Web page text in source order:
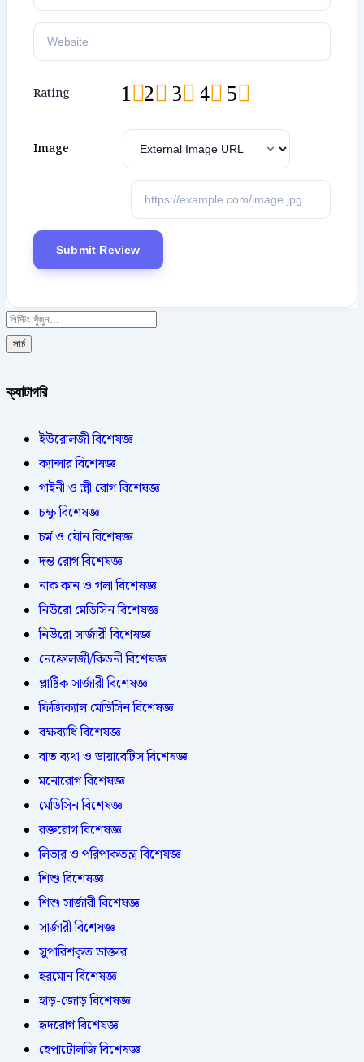
Rating 5
4
3
2
1
Image
সার্চ
ক্যাটাগরি
ইউরোলজী বিশেষজ্ঞ
ক্যান্সার বিশেষজ্ঞ
গাইনী ও স্ত্রী রোগ বিশেষজ্ঞ
চক্ষু বিশেষজ্ঞ
চর্ম ও যৌন বিশেষজ্ঞ
দন্ত রোগ বিশেষজ্ঞ
নাক কান ও গলা বিশেষজ্ঞ
নিউরো মেডিসিন বিশেষজ্ঞ
নিউরো সার্জারী বিশেষজ্ঞ
নেফ্রোলজী/কিডনী বিশেষজ্ঞ
প্লাষ্টিক সার্জারী বিশেষজ্ঞ
ফিজিক্যাল মেডিসিন বিশেষজ্ঞ
বক্ষব্যাধি বিশেষজ্ঞ
বাত ব্যথা ও ডায়াবেটিস বিশেষজ্ঞ
মনোরোগ বিশেষজ্ঞ
মেডিসিন বিশেষজ্ঞ
রক্তরোগ বিশেষজ্ঞ
লিভার ও পরিপাকতন্ত্র বিশেষজ্ঞ
শিশু বিশেষজ্ঞ
শিশু সার্জারী বিশেষজ্ঞ
সার্জারী বিশেষজ্ঞ
সুপারিশকৃত ডাক্তার
হরমোন বিশেষজ্ঞ
হাড়-জোড় বিশেষজ্ঞ
হৃদরোগ বিশেষজ্ঞ
হেপাটোলজি বিশেষজ্ঞ